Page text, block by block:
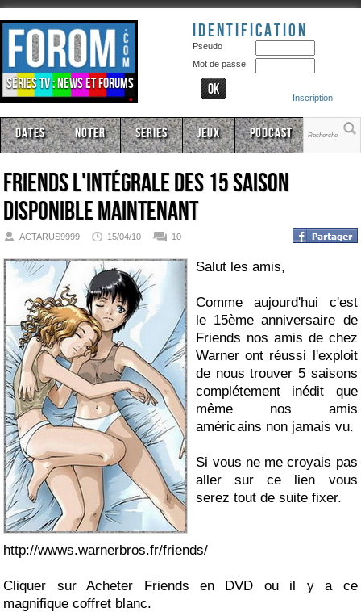
Séries TV : news et forums
Identification
Pseudo
Mot de passe
Inscription
Dates Noter Series Jeux Podcast
Friends l'intégrale des 15 saison
disponible maintenant
ACTARUS9999 15/04/10 10
Salut les amis,
Comme aujourd'hui c'est
le 15ème anniversaire de
Friends nos amis de chez
Warner ont réussi l'exploit
de nous trouver 5 saisons
complétement inédit que
même nos amis
américains non jamais vu.
Si vous ne me croyais pas
aller sur ce lien vous
serez tout de suite fixer.
http://wwws.warnerbros.fr/friends/
Cliquer sur Acheter Friends en DVD ou il y a ce
magnifique coffret blanc.